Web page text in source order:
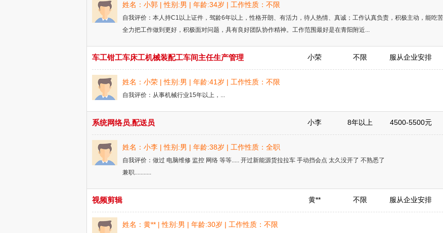
姓名：小郭 | 性别:男 | 年龄:34岁 | 工作性质：不限
自我评价：本人持C1以上证件，驾龄6年以上，性格开朗、有活力，待人热情、真诚；工作认真负责，积极主动，能吃
全力把工作做到更好，积极面对问题，具有良好团队协作精神。工作范围最好是在青阳附近...
车工钳工车床工机械装配工车间主任生产管理 小荣 不限 服从企业安排
姓名：小荣 | 性别:男 | 年龄:41岁 | 工作性质：不限
自我评价：从事机械行业15年以上，...
系统网络员,配送员 小李 8年以上 4500-5500元
姓名：小李 | 性别:男 | 年龄:38岁 | 工作性质：全职
自我评价：做过 电脑维修 监控 网络 等等..... 开过新能源货拉拉车 手动挡会点 太久没开了 不熟悉了
兼职...........
视频剪辑 黄** 不限 服从企业安排
姓名：黄** | 性别:男 | 年龄:30岁 | 工作性质：不限